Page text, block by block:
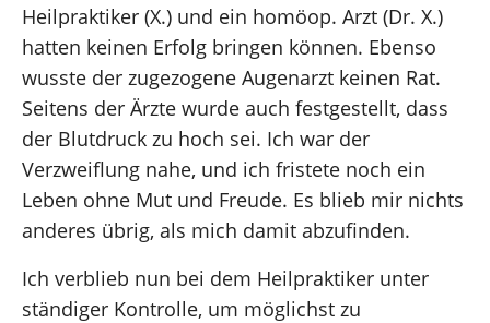
Heilpraktiker (X.) und ein homöop. Arzt (Dr. X.)
hatten keinen Erfolg bringen können. Ebenso
wusste der zugezogene Augenarzt keinen Rat.
Seitens der Ärzte wurde auch festgestellt, dass
der Blutdruck zu hoch sei. Ich war der
Verzweiflung nahe, und ich fristete noch ein
Leben ohne Mut und Freude. Es blieb mir nichts
anderes übrig, als mich damit abzufinden.
Ich verblieb nun bei dem Heilpraktiker unter
ständiger Kontrolle, um möglichst zu